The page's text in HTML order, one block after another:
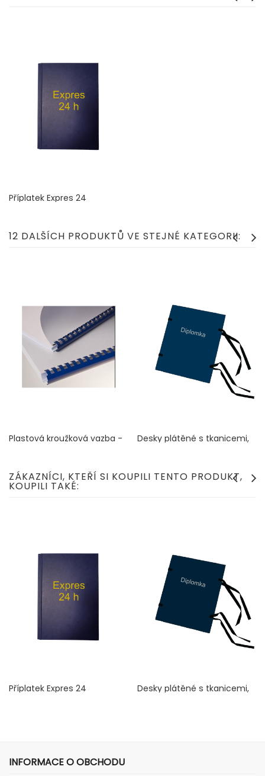
Příplatek Expres 24
12 DALŠÍCH PRODUKTŮ VE STEJNÉ KATEGORII:
Plastová kroužková vazba -
Desky plátěné s tkanicemi,
Cena
270 Kč
ZÁKAZNÍCI, KTEŘÍ SI KOUPILI TENTO PRODUKT,
KOUPILI TAKÉ:
Příplatek Expres 24
Desky plátěné s tkanicemi,
INFORMACE O OBCHODU